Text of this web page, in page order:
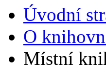
Úvodní
O
Místní